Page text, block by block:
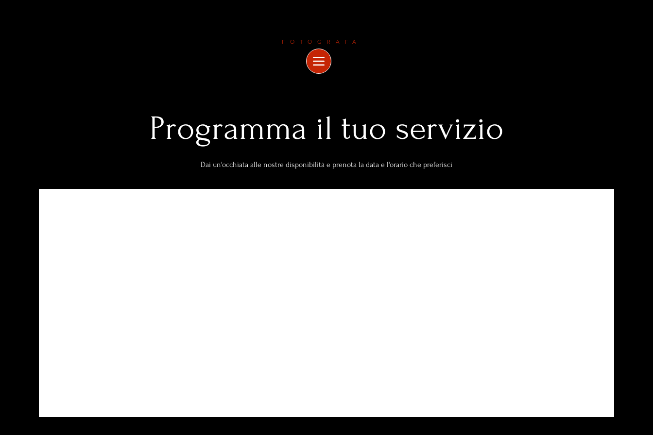
FOTOGRAFA
Programma il tuo servizio
Dai un'occhiata alle nostre disponibilità e prenota la data e l'orario che preferisci